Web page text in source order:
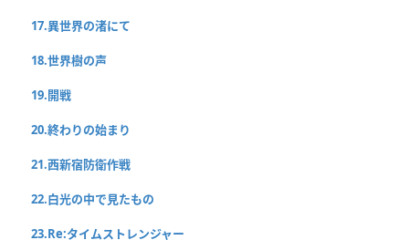
17.異世界の渚にて
18.世界樹の声
19.開戦
20.終わりの始まり
21.西新宿防衛作戦
22.白光の中で見たもの
23.Re:タイムストレンジャー